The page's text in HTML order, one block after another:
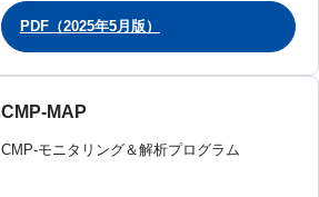
PDF（2025年5月版）
CMP-MAP
CMP-モニタリング＆解析プログラム